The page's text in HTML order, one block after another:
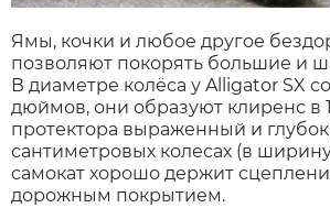
Ямы, кочки и любое другое
позволяют покорять большие и
В диаметре колёса у Alligator SX
дюймов, они образуют клиренс в
протектора выраженный и
сантиметровых колесах (в
самокат хорошо держит
дорожным покрытием.